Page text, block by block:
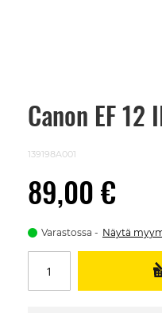
Canon EF
139198A001
89,00 €
Varastossa Näytä
Skip
images
gallery